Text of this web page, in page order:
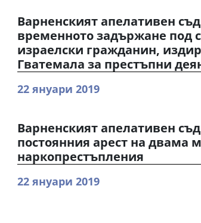
Варненският апелативен
временното задържане под
израелски гражданин,
Гватемала за престъпни
22 януари 2019
Варненският апелативен
постоянния арест на двама
наркопрестъпления
22 януари 2019